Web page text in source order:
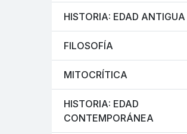
HISTORIA: EDAD ANTIGUA
FILOSOFÍA
MITOCRÍTICA
HISTORIA: EDAD
CONTEMPORÁNEA